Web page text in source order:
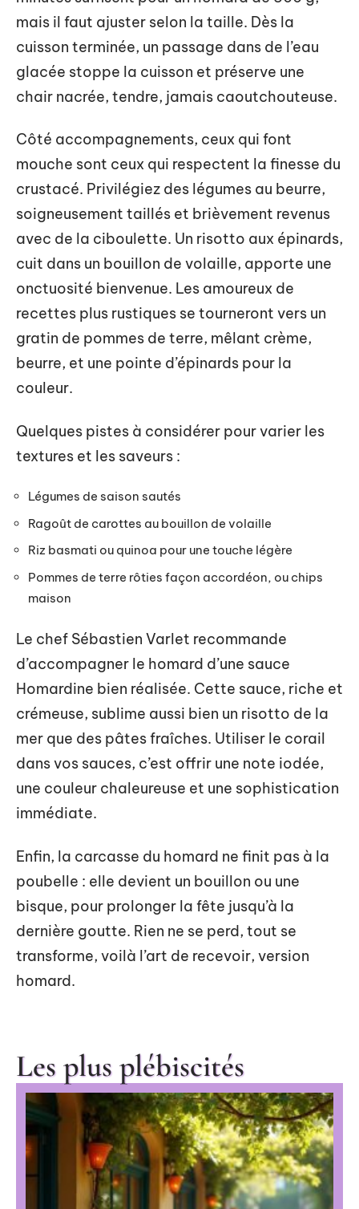
mais il faut ajuster selon la taille. Dès la
cuisson terminée, un passage dans de l’eau
glacée stoppe la cuisson et préserve une
chair nacrée, tendre, jamais caoutchouteuse.
Côté accompagnements, ceux qui font
mouche sont ceux qui respectent la finesse du
crustacé. Privilégiez des légumes au beurre,
soigneusement taillés et brièvement revenus
avec de la ciboulette. Un risotto aux épinards,
cuit dans un bouillon de volaille, apporte une
onctuosité bienvenue. Les amoureux de
recettes plus rustiques se tourneront vers un
gratin de pommes de terre, mêlant crème,
beurre, et une pointe d’épinards pour la
couleur.
Quelques pistes à considérer pour varier les
textures et les saveurs :
Légumes de saison sautés
Ragoût de carottes au bouillon de volaille
Riz basmati ou quinoa pour une touche légère
Pommes de terre rôties façon accordéon, ou chips
maison
Le chef Sébastien Varlet recommande
d’accompagner le homard d’une sauce
Homardine bien réalisée. Cette sauce, riche et
crémeuse, sublime aussi bien un risotto de la
mer que des pâtes fraîches. Utiliser le corail
dans vos sauces, c’est offrir une note iodée,
une couleur chaleureuse et une sophistication
immédiate.
Enfin, la carcasse du homard ne finit pas à la
poubelle : elle devient un bouillon ou une
bisque, pour prolonger la fête jusqu’à la
dernière goutte. Rien ne se perd, tout se
transforme, voilà l’art de recevoir, version
homard.
Les plus plébiscités